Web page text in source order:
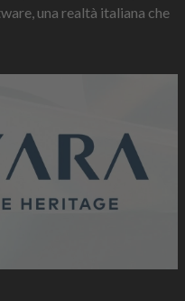
una realtà italiana che